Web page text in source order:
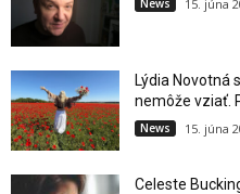
15. júna
Lýdia Novotná
nemôže vziať.
News 15. júna
Celeste